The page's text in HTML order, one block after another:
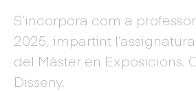
S’incorpora com a
2025, impartint l’assignatura
del Màster en Exposicions.
Disseny.